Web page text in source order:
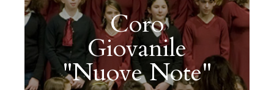
Coro
Giovanile
"Nuove Note"